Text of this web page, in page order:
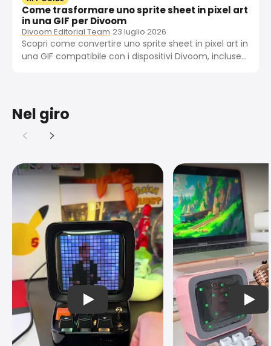
Come trasformare uno sprite sheet in pixel art
in una GIF per Divoom
Divoom Editorial Team 23 luglio 2026
Scopri come convertire uno sprite sheet in pixel art in
una GIF compatibile con i dispositivi Divoom, incluse
Nel giro
播放视频 播放